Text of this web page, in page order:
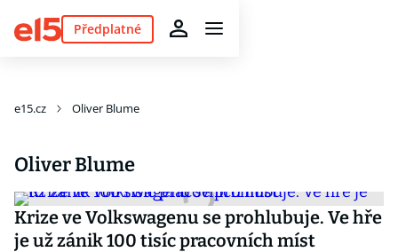
Předplatné
e15.cz Oliver Blume
Oliver Blume
Krize ve Volkswagenu se prohlubuje. Ve hře
je už zánik 100 tisíc pracovních míst